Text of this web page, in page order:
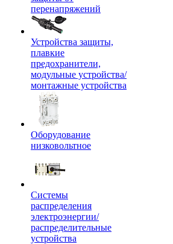
перенапряжений
Устройства защиты,
плавкие
предохранители,
модульные устройства/
монтажные устройства
Оборудование
низковольтное
Системы
распределения
электроэнергии/
распределительные
устройства